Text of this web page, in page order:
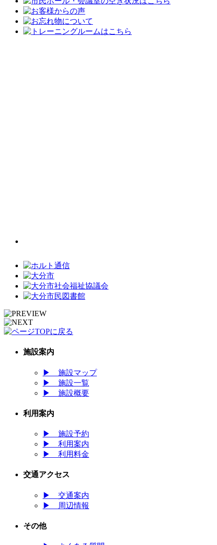
施設案内
▶ 施設マップ
▶ 施設一覧
▶ 施設概要
利用案内
▶ 施設予約
▶ 利用案内
▶ 利用料金
交通アクセス
▶ 交通案内
▶
周辺情報
その他